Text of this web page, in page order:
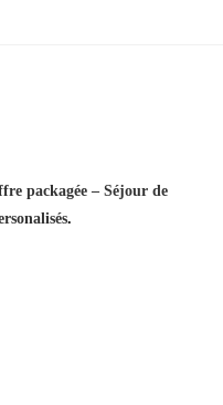
packagée – Séjour de
.